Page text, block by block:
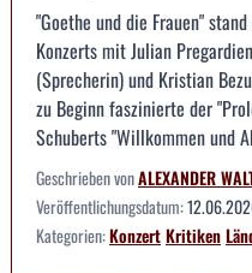
"Goethe und die Frauen"
Konzerts mit Julian
(Sprecherin) und Kristian
zu Beginn faszinierte der
Schuberts "Willkommen und
Geschrieben vonALEXANDER
Veröffentlichungsdatum:
Kategorien:KonzertKritiken